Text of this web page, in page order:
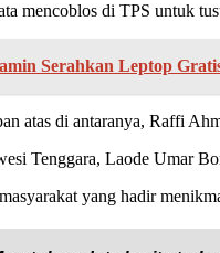
mencoblos di TPS untuk
Serahkan Leptop
atas di antaranya, Raffi
Tenggara, Laode Umar
yang hadir